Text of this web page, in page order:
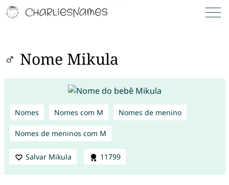
♂ Nome Mikula
Nomes Nomes com M Nomes de menino
Nomes de meninos com M
Salvar Mikula 11799